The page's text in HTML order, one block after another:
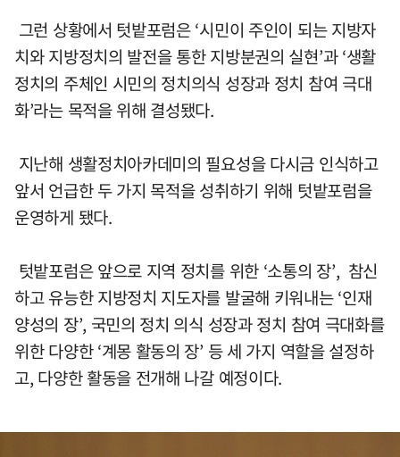
그런 상황에서 텃밭포럼은 ‘시민이 주인이 되는 지방자
치와 지방정치의 발전을 통한 지방분권의 실현’과 ‘생활
정치의 주체인 시민의 정치의식 성장과 정치 참여 극대
화’라는 목적을 위해 결성됐다.
지난해 생활정치아카데미의 필요성을 다시금 인식하고
앞서 언급한 두 가지 목적을 성취하기 위해 텃밭포럼을
운영하게 됐다.
텃밭포럼은 앞으로 지역 정치를 위한 ‘소통의 장’, 참신
하고 유능한 지방정치 지도자를 발굴해 키워내는 ‘인재
양성의 장’, 국민의 정치 의식 성장과 정치 참여 극대화를
위한 다양한 ‘계몽 활동의 장’ 등 세 가지 역할을 설정하
고, 다양한 활동을 전개해 나갈 예정이다.